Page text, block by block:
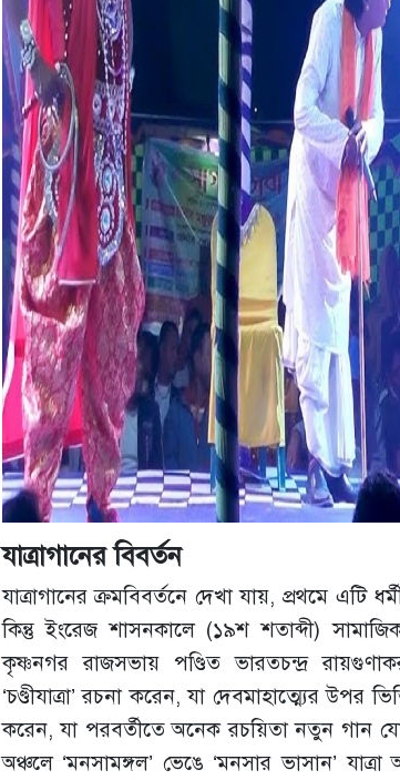
যাত্রাগানের বিবর্তন
যাত্রাগানের ক্রমবিবর্তনে দেখা যায়, প্রথমে এটি
কিন্তু ইংরেজ শাসনকালে (১৯শ শতাব্দী)
কৃষ্ণনগর রাজসভায় পণ্ডিত ভারতচন্দ্র
‘চণ্ডীযাত্রা’ রচনা করেন, যা দেবমাহাত্ম্যের উপর
করেন, যা পরবর্তীতে অনেক রচয়িতা নতুন গান
অঞ্চলে ‘মনসামঙ্গল’ ভেঙে ‘মনসার ভাসান’